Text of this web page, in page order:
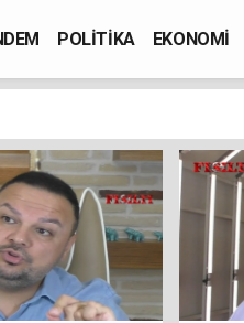
POLİTİKA EKONOMİ